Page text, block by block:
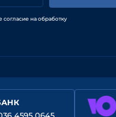
на обработку